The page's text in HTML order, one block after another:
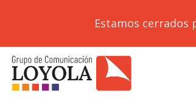
Estamos cerrados